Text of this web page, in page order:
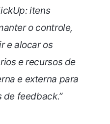
itens
o controle,
e alocar os
e recursos de
e externa para
feedback.”